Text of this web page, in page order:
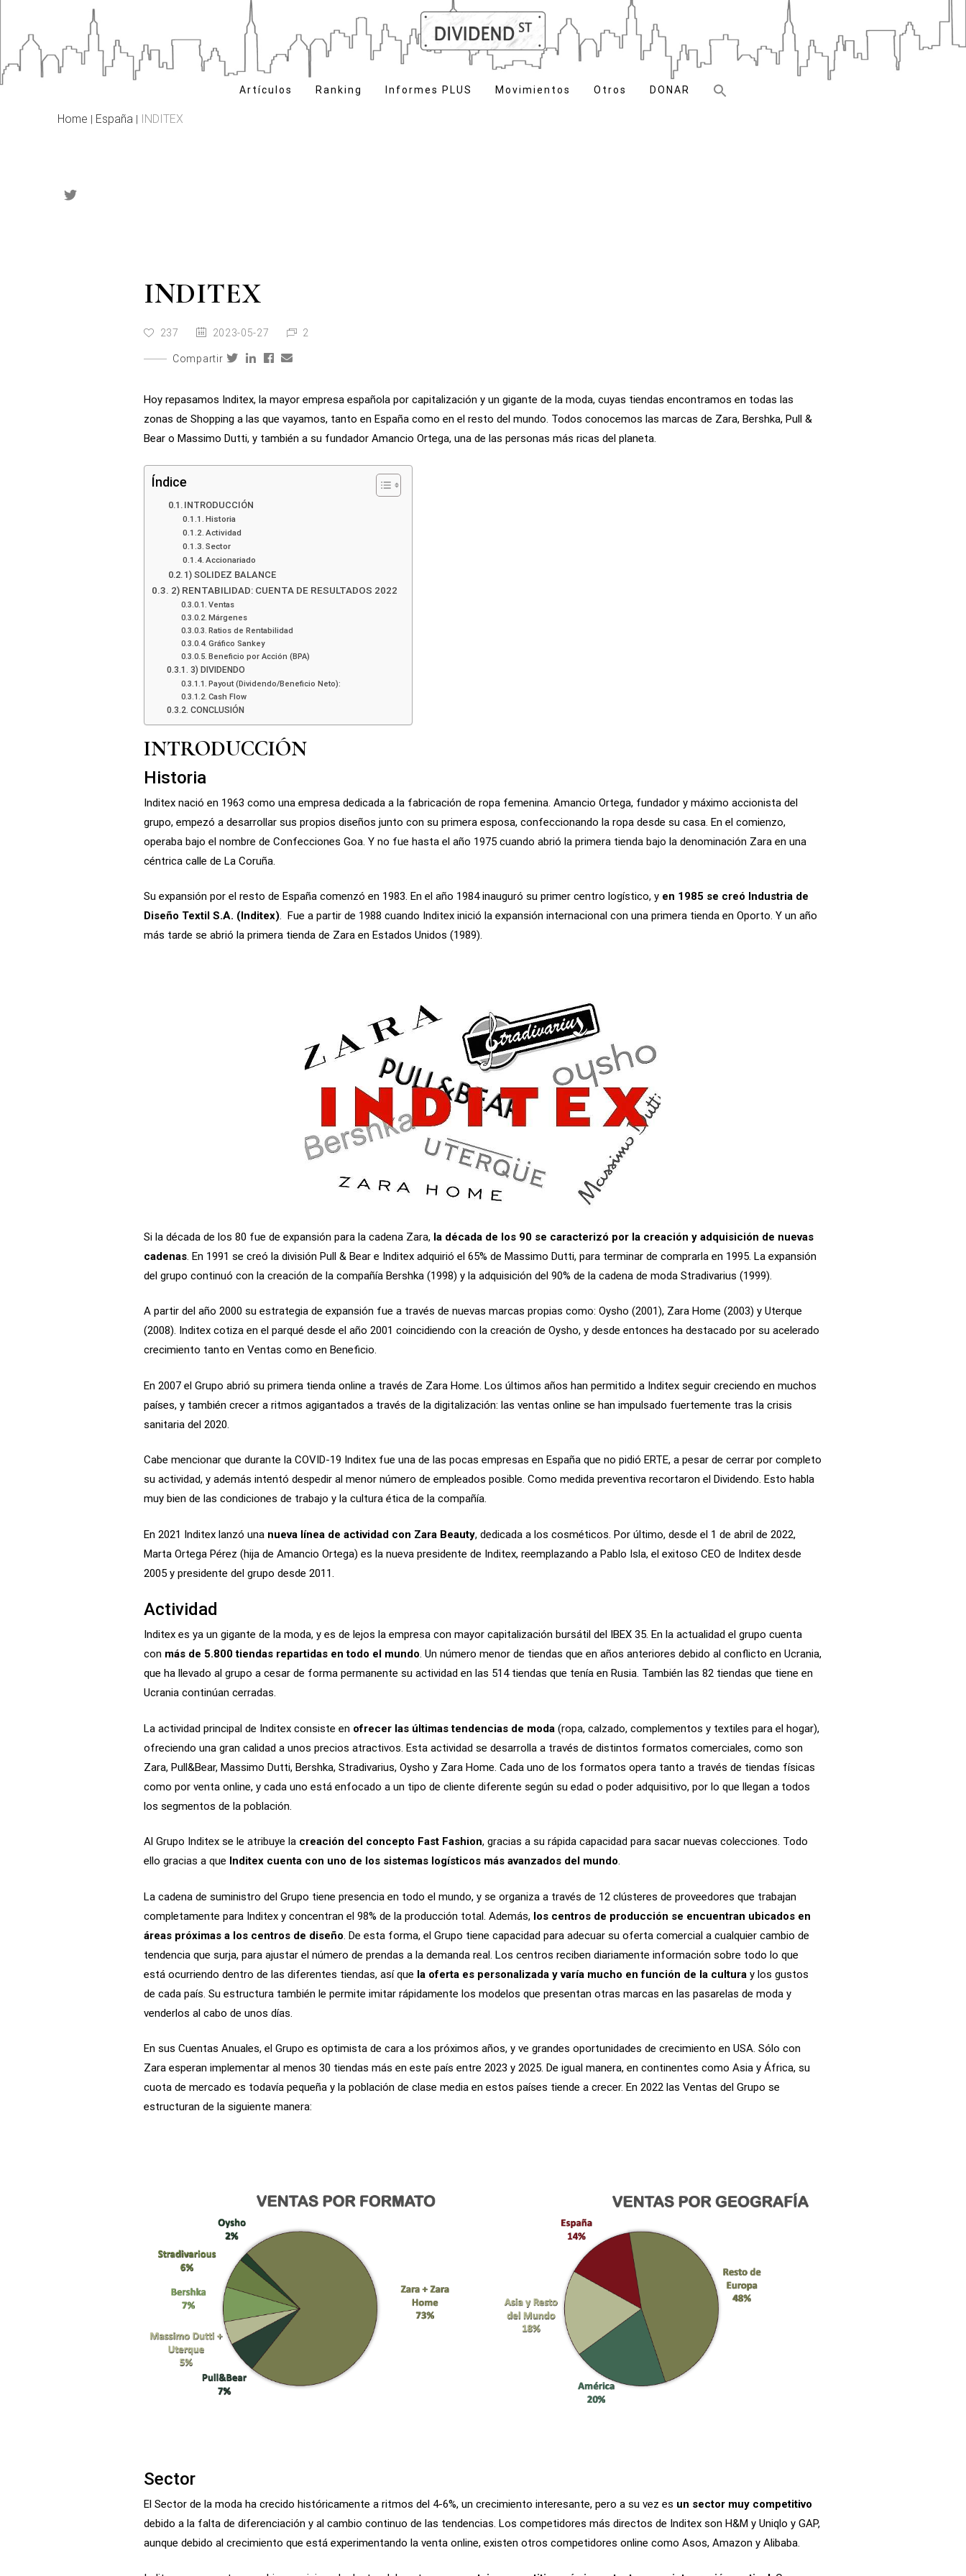
content
Artículos Ranking Informes PLUS Movimientos Otros DONAR
Home España INDITEX
INDITEX
237 2023-05-27 2
Compartir
Hoy repasamos Inditex, la mayor empresa española por capitalización y un gigante de la moda, cuyas tiendas encontramos en todas las
zonas de Shopping a las que vayamos, tanto en España como en el resto del mundo. Todos conocemos las marcas de Zara, Bershka, Pull &
Bear o Massimo Dutti, y también a su fundador Amancio Ortega, una de las personas más ricas del planeta.
Índice
INTRODUCCIÓN
Historia
Actividad
Sector
Accionariado
1) SOLIDEZ BALANCE
2) RENTABILIDAD: CUENTA DE RESULTADOS 2022
Ventas
Márgenes
Ratios de Rentabilidad
Gráfico Sankey
Beneficio por Acción (BPA)
3) DIVIDENDO
Payout (Dividendo/Beneficio Neto):
Cash Flow
CONCLUSIÓN
INTRODUCCIÓN
Historia
Inditex nació en 1963 como una empresa dedicada a la fabricación de ropa femenina. Amancio Ortega, fundador y máximo accionista del
grupo, empezó a desarrollar sus propios diseños junto con su primera esposa, confeccionando la ropa desde su casa. En el comienzo,
operaba bajo el nombre de Confecciones Goa. Y no fue hasta el año 1975 cuando abrió la primera tienda bajo la denominación Zara en una
céntrica calle de La Coruña.
Su expansión por el resto de España comenzó en 1983. En el año 1984 inauguró su primer centro logístico, y en 1985 se creó Industria de
Diseño Textil S.A. (Inditex). Fue a partir de 1988 cuando Inditex inició la expansión internacional con una primera tienda en Oporto. Y un año
más tarde se abrió la primera tienda de Zara en Estados Unidos (1989).
Si la década de los 80 fue de expansión para la cadena Zara, la década de los 90 se caracterizó por la creación y adquisición de nuevas
cadenas. En 1991 se creó la división Pull & Bear e Inditex adquirió el 65% de Massimo Dutti, para terminar de comprarla en 1995. La expansión
del grupo continuó con la creación de la compañía Bershka (1998) y la adquisición del 90% de la cadena de moda Stradivarius (1999).
A partir del año 2000 su estrategia de expansión fue a través de nuevas marcas propias como: Oysho (2001), Zara Home (2003) y Uterque
(2008). Inditex cotiza en el parqué desde el año 2001 coincidiendo con la creación de Oysho, y desde entonces ha destacado por su acelerado
crecimiento tanto en Ventas como en Beneficio.
En 2007 el Grupo abrió su primera tienda online a través de Zara Home. Los últimos años han permitido a Inditex seguir creciendo en muchos
países, y también crecer a ritmos agigantados a través de la digitalización: las ventas online se han impulsado fuertemente tras la crisis
sanitaria del 2020.
Cabe mencionar que durante la COVID-19 Inditex fue una de las pocas empresas en España que no pidió ERTE, a pesar de cerrar por completo
su actividad, y además intentó despedir al menor número de empleados posible. Como medida preventiva recortaron el Dividendo. Esto habla
muy bien de las condiciones de trabajo y la cultura ética de la compañía.
En 2021 Inditex lanzó una nueva línea de actividad con Zara Beauty, dedicada a los cosméticos. Por último, desde el 1 de abril de 2022,
Marta Ortega Pérez (hija de Amancio Ortega) es la nueva presidente de Inditex, reemplazando a Pablo Isla, el exitoso CEO de Inditex desde
2005 y presidente del grupo desde 2011.
Actividad
Inditex es ya un gigante de la moda, y es de lejos la empresa con mayor capitalización bursátil del IBEX 35. En la actualidad el grupo cuenta
con más de 5.800 tiendas repartidas en todo el mundo. Un número menor de tiendas que en años anteriores debido al conflicto en Ucrania,
que ha llevado al grupo a cesar de forma permanente su actividad en las 514 tiendas que tenía en Rusia. También las 82 tiendas que tiene en
Ucrania continúan cerradas.
La actividad principal de Inditex consiste en ofrecer las últimas tendencias de moda (ropa, calzado, complementos y textiles para el hogar),
ofreciendo una gran calidad a unos precios atractivos. Esta actividad se desarrolla a través de distintos formatos comerciales, como son
Zara, Pull&Bear, Massimo Dutti, Bershka, Stradivarius, Oysho y Zara Home. Cada uno de los formatos opera tanto a través de tiendas físicas
como por venta online, y cada uno está enfocado a un tipo de cliente diferente según su edad o poder adquisitivo, por lo que llegan a todos
los segmentos de la población.
Al Grupo Inditex se le atribuye la creación del concepto Fast Fashion, gracias a su rápida capacidad para sacar nuevas colecciones. Todo
ello gracias a que Inditex cuenta con uno de los sistemas logísticos más avanzados del mundo.
La cadena de suministro del Grupo tiene presencia en todo el mundo, y se organiza a través de 12 clústeres de proveedores que trabajan
completamente para Inditex y concentran el 98% de la producción total. Además, los centros de producción se encuentran ubicados en
áreas próximas a los centros de diseño. De esta forma, el Grupo tiene capacidad para adecuar su oferta comercial a cualquier cambio de
tendencia que surja, para ajustar el número de prendas a la demanda real. Los centros reciben diariamente información sobre todo lo que
está ocurriendo dentro de las diferentes tiendas, así que la oferta es personalizada y varía mucho en función de la cultura y los gustos
de cada país. Su estructura también le permite imitar rápidamente los modelos que presentan otras marcas en las pasarelas de moda y
venderlos al cabo de unos días.
En sus Cuentas Anuales, el Grupo es optimista de cara a los próximos años, y ve grandes oportunidades de crecimiento en USA. Sólo con
Zara esperan implementar al menos 30 tiendas más en este país entre 2023 y 2025. De igual manera, en continentes como Asia y África, su
cuota de mercado es todavía pequeña y la población de clase media en estos países tiende a crecer. En 2022 las Ventas del Grupo se
estructuran de la siguiente manera:
Sector
El Sector de la moda ha crecido históricamente a ritmos del 4-6%, un crecimiento interesante, pero a su vez es un sector muy competitivo
debido a la falta de diferenciación y al cambio continuo de las tendencias. Los competidores más directos de Inditex son H&M y Uniqlo y GAP,
aunque debido al crecimiento que está experimentando la venta online, existen otros competidores online como Asos, Amazon y Alibaba.